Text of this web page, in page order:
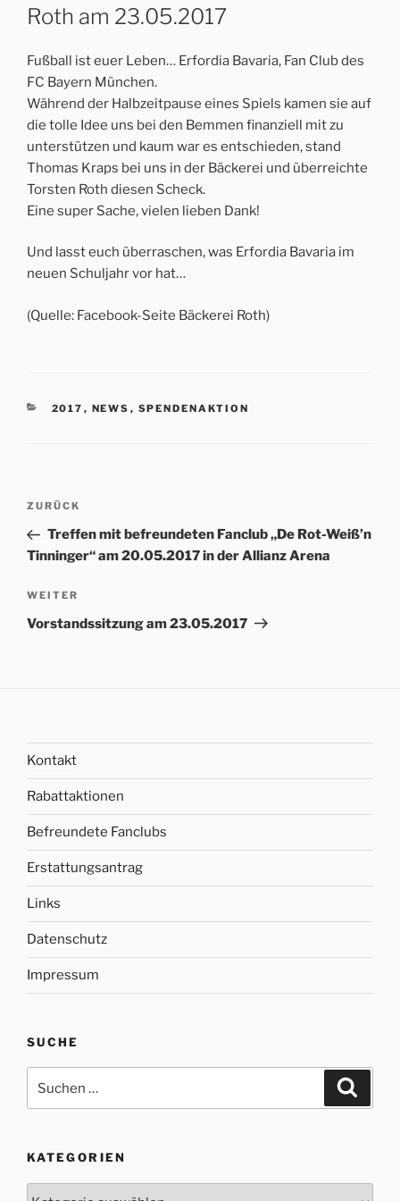
Roth am 23.05.2017
Fußball ist euer Leben… Erfordia Bavaria, Fan Club des
FC Bayern München.
Während der Halbzeitpause eines Spiels kamen sie auf
die tolle Idee uns bei den Bemmen finanziell mit zu
unterstützen und kaum war es entschieden, stand
Thomas Kraps bei uns in der Bäckerei und überreichte
Torsten Roth diesen Scheck.
Eine super Sache, vielen lieben Dank!
Und lasst euch überraschen, was Erfordia Bavaria im
neuen Schuljahr vor hat…
(Quelle: Facebook-Seite Bäckerei Roth)
KATEGORIEN
2017 , NEWS , SPENDENAKTION
Beitrags-
Vorheriger
Beitrag
ZURÜCK
Treffen mit befreundeten Fanclub „De Rot-Weiß’n
Tinninger“ am 20.05.2017 in der Allianz Arena
Nächster
Beitrag
WEITER
Vorstandssitzung am 23.05.2017
Kontakt
Rabattaktionen
Befreundete Fanclubs
Erstattungsantrag
Links
Datenschutz
Impressum
SUCHE
nach:
KATEGORIEN